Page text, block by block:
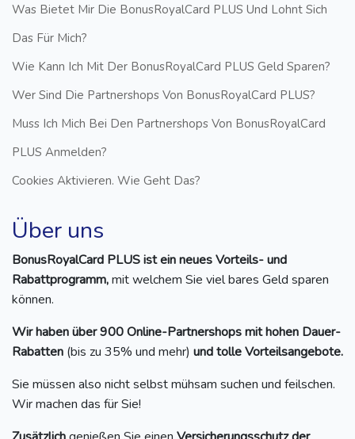
Was Bietet Mir Die BonusRoyalCard PLUS Und Lohnt Sich
Das Für Mich?
Wie Kann Ich Mit Der BonusRoyalCard PLUS Geld Sparen?
Wer Sind Die Partnershops Von BonusRoyalCard PLUS?
Muss Ich Mich Bei Den Partnershops Von BonusRoyalCard
PLUS Anmelden?
Cookies Aktivieren. Wie Geht Das?
Über uns
BonusRoyalCard PLUS ist ein neues Vorteils- und
Rabattprogramm,mit welchem Sie viel bares Geld sparen
können.
Wir haben über 900 Online-Partnershops mit hohen Dauer-
Rabatten (bis zu 35% und mehr) und tolle Vorteilsangebote.
Sie müssen also nicht selbst mühsam suchen und feilschen.
Wir machen das für Sie!